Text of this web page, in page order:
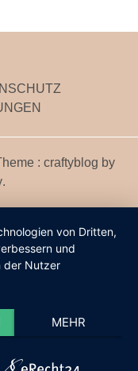
: craftyblog by
.
von Dritten,
und
der Nutzer
MEHR